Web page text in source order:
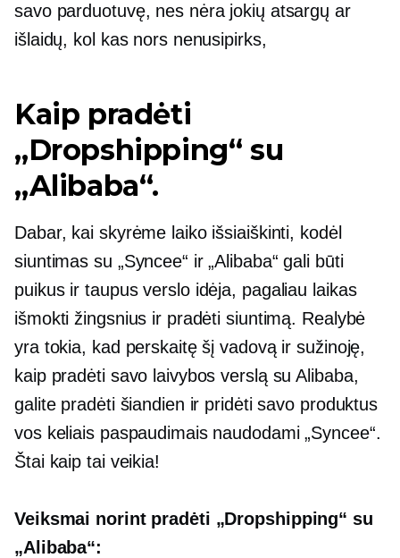
savo parduotuvę, nes nėra jokių atsargų ar
išlaidų, kol kas nors nenusipirks,
Kaip pradėti
„Dropshipping“ su
„Alibaba“.
Dabar, kai skyrėme laiko išsiaiškinti, kodėl
siuntimas su „Syncee“ ir „Alibaba“ gali būti
puikus irtaupusverslo idėja, pagaliau laikas
išmokti žingsnius ir pradėti siuntimą. Realybė
yra tokia, kad perskaitę šį vadovą ir sužinoję,
kaip pradėti savo laivybos verslą su Alibaba,
galite pradėti šiandien ir pridėti savo produktus
vos keliais paspaudimais naudodami „Syncee“.
Štai kaip tai veikia!
Veiksmai norint pradėti „Dropshipping“ su
„Alibaba“: